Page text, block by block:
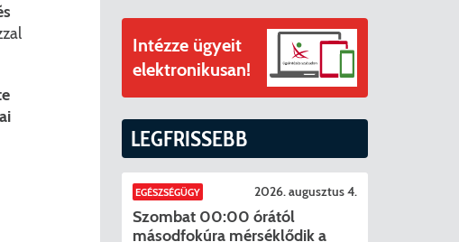
Intézze ügyeit
elektronikusan!
LEGFRISSEBB
EGÉSZSÉGÜGY 2026. augusztus 4.
Szombat 00:00 órától
másodfokúra mérséklődik a